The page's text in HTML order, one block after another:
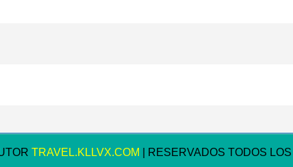
TRAVEL.KLLVX.COM | RESERVADOS TODOS